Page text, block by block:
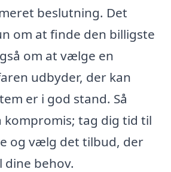
beslutning. Det
om at finde den billigste
om at vælge en
udbyder, der kan
er i god stand. Så
kompromis; tag dig tid til
og vælg det tilbud, der
dine behov.